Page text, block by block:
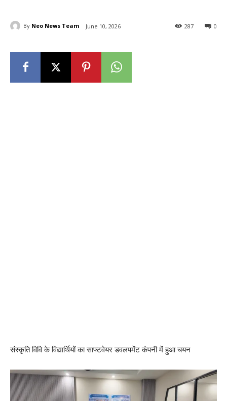
By Neo News Team June 10, 2026 0
287
संस्कृति विवि के विद्यार्थियों का साफ्टवेयर डवलपमेंट कंपनी में हुआ चयन